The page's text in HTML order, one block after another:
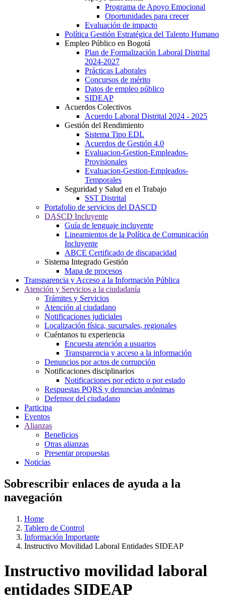
Programa de Apoyo Emocional
Oportunidades para crecer
Evaluación de impacto
Política Gestión Estratégica del Talento Humano
Empleo Público en Bogotá
Plan de Formalización Laboral Distrital
2024-2027
Prácticas Laborales
Concursos de mérito
Datos de empleo público
SIDEAP
Acuerdos Colectivos
Acuerdo Laboral Distrital 2024 - 2025
Gestión del Rendimiento
Sistema Tipo EDL
Acuerdos de Gestión 4.0
Evaluacion-Gestion-Empleados-
Provisionales
Evaluacion-Gestion-Empleados-
Temporales
Seguridad y Salud en el Trabajo
SST Distrital
Portafolio de servicios del DASCD
DASCD Incluyente
Guía de lenguaje incluyente
Lineamientos de la Política de Comunicación
Incluyente
ABCE Certificado de discapacidad
Sistema Integrado Gestión
Mapa de procesos
Transparencia y Acceso a la Información Pública
Atención y Servicios a la ciudadanía
Trámites y Servicios
Atención al ciudadano
Notificaciones judiciales
Localización física, sucursales, regionales
Cuéntanos tu experiencia
Encuesta atención a usuarios
Transparencia y acceso a la información
Denuncios por actos de corrupción
Notificaciones disciplinarios
Notificaciones por edicto o por estado
Respuestas PQRS y denuncias anónimas
Defensor del ciudadano
Participa
Eventos
Alianzas
Beneficios
Otras alianzas
Presentar propuestas
Noticias
Sobrescribir enlaces de ayuda a la
navegación
Home
Tablero de Control
Información Importante
Instructivo Movilidad Laboral Entidades SIDEAP
Instructivo movilidad laboral
entidades SIDEAP